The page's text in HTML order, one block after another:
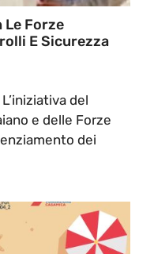
Le Forze
E Sicurezza
del
e delle Forze
dei